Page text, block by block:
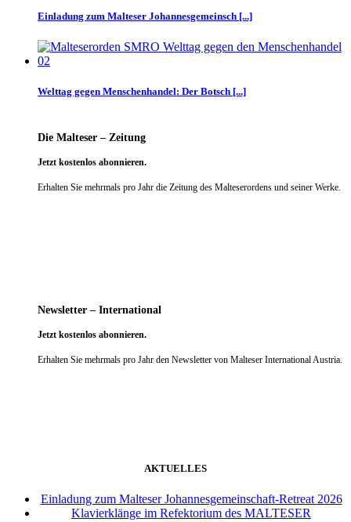
Einladung zum Malteser Johannesgemeinsch [...]
Welttag gegen Menschenhandel: Der Botsch [...]
Die Malteser – Zeitung
Jetzt kostenlos abonnieren.
Erhalten Sie mehrmals pro Jahr die Zeitung des Malteserordens und seiner Werke.
Newsletter – International
Jetzt kostenlos abonnieren.
Erhalten Sie mehrmals pro Jahr den Newsletter von Malteser International Austria.
AKTUELLES
Einladung zum Malteser Johannesgemeinschaft-Retreat 2026
Klavierklänge im Refektorium des MALTESER